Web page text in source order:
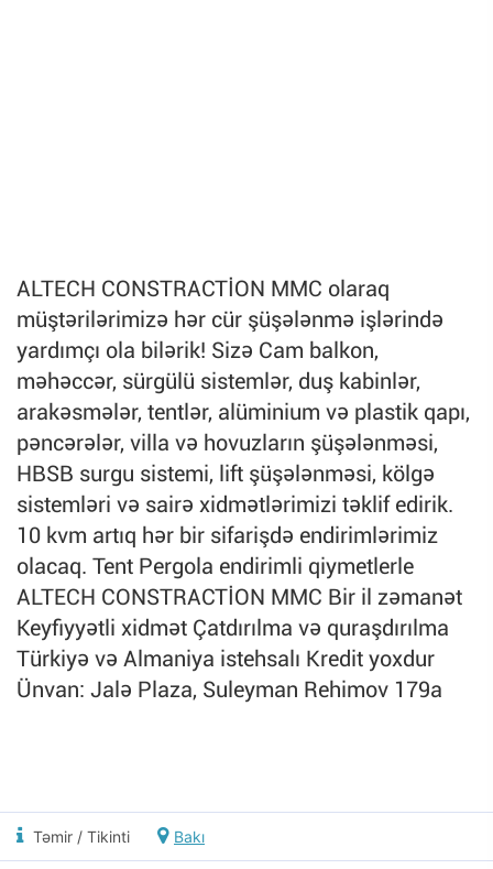
ALTECH CONSTRACTİON MMC olaraq
müştərilərimizə hər cür şüşələnmə işlərində
yardımçı ola bilərik! Sizə Cam balkon,
məhəccər, sürgülü sistemlər, duş kabinlər,
arakəsmələr, tentlər, alüminium və plastik qapı,
pəncərələr, villa və hovuzların şüşələnməsi,
HBSB surgu sistemi, lift şüşələnməsi, kölgə
sistemləri və sairə xidmətlərimizi təklif edirik.
10 kvm artıq hər bir sifarişdə endirimlərimiz
olacaq. Tent Pergola endirimli qiymetlerle
ALTECH CONSTRACTİON MMC Bir il zəmanət
Keyfiyyətli xidmət Çatdırılma və quraşdırılma
Türkiyə və Almaniya istehsalı Kredit yoxdur
Ünvan: Jalə Plaza, Suleyman Rehimov 179a
Təmir / Tikinti Bakı